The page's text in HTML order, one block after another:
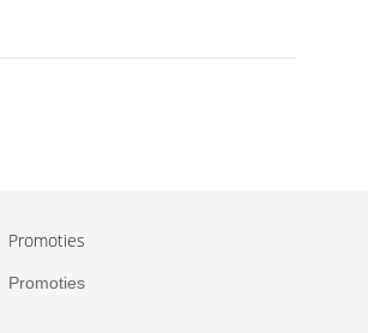
Promoties
Promoties